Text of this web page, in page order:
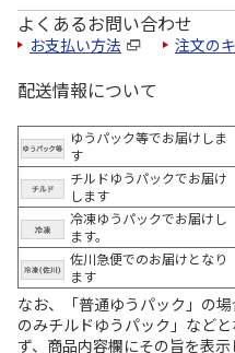
よくあるお問い合わせ
お支払い方法 注文の
配送情報について
ゆうパック等でお届けしま
す
チルドゆうパックでお届け
します
冷凍ゆうパックでお届けし
ます。
佐川急便でのお届けとなり
ます
なお、「普通ゆうパック」の
のみチルドゆうパック」など
ず、商品内容欄にその旨を表示